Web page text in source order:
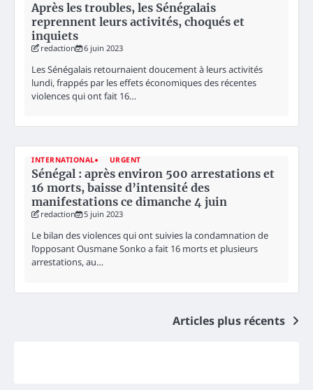
Après les troubles, les Sénégalais
reprennent leurs activités, choqués et
inquiets
redaction 6 juin 2023
Les Sénégalais retournaient doucement à leurs activités
lundi, frappés par les effets économiques des récentes
violences qui ont fait 16…
INTERNATIONAL URGENT
Sénégal : après environ 500 arrestations et
16 morts, baisse d’intensité des
manifestations ce dimanche 4 juin
redaction 5 juin 2023
Le bilan des violences qui ont suivies la condamnation de
l’opposant Ousmane Sonko a fait 16 morts et plusieurs
arrestations, au…
Articles plus récents